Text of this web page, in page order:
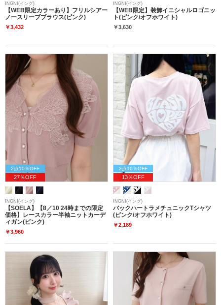
INGNI(イング)
【WEB限定カラーあり】フリルシアー
ノースリーブブラウス(ピンク)
￥3,432
INGNI(イング)
【WEB限定】装飾イニシャルロゴニッ
ト(ピンク/オフホワイト)
￥3,630
2点10％OFF
27％OFF
INGNI(イング)
【SOELA】【8／10 24時までの限定
価格】レースカラー半袖ニットカーデ
ィガン(ピンク)
￥3,960
2点10％OFF
13％OFF
INGNI(イング)
バックハートラメチュニックTシャツ
(ピンク/オフホワイト)
￥2,189